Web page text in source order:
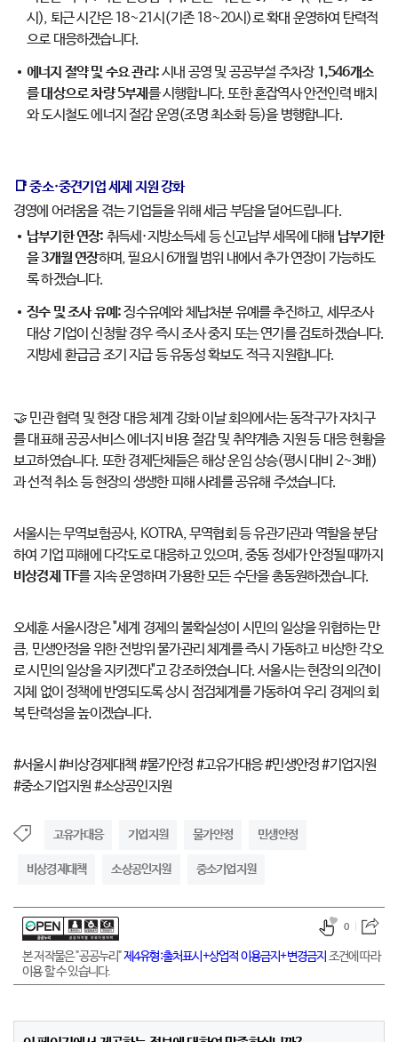
시), 퇴근 시간은 18~21시(기존 18~20시)로 확대 운영하여 탄력적
으로 대응하겠습니다.
에너지 절약 및 수요 관리:시내 공영 및 공공부설 주차장 1,546개소
를 대상으로 차량 5부제 를 시행합니다. 또한 혼잡역사 안전인력 배치
와 도시철도 에너지 절감 운영(조명 최소화 등)을 병행합니다.
📑 중소·중견기업 세제 지원 강화
경영에 어려움을 겪는 기업들을 위해 세금 부담을 덜어드립니다.
납부기한 연장: 취득세·지방소득세 등 신고납부 세목에 대해 납부기한
을 3개월 연장하며, 필요시 6개월 범위 내에서 추가 연장이 가능하도
록 하겠습니다.
징수 및 조사 유예:징수유예와 체납처분 유예를 추진하고, 세무조사
대상 기업이 신청할 경우 즉시 조사 중지 또는 연기를 검토하겠습니다.
지방세 환급금 조기 지급 등 유동성 확보도 적극 지원합니다.
🤝 민관 협력 및 현장 대응 체계 강화 이날 회의에서는 동작구가 자치구
를 대표해 공공서비스 에너지 비용 절감 및 취약계층 지원 등 대응 현황을
보고하였습니다. 또한 경제단체들은 해상 운임 상승(평시 대비 2~3배)
과 선적 취소 등 현장의 생생한 피해 사례를 공유해 주셨습니다.
서울시는 무역보험공사, KOTRA, 무역협회 등 유관기관과 역할을 분담
하여 기업 피해에 다각도로 대응하고 있으며, 중동 정세가 안정될 때까지
비상경제 TF를 지속 운영하며 가용한 모든 수단을 총동원하겠습니다.
오세훈 서울시장은 "세계 경제의 불확실성이 시민의 일상을 위협하는 만
큼, 민생안정을 위한 전방위 물가관리 체계를 즉시 가동하고 비상한 각오
로 시민의 일상을 지키겠다"고 강조하였습니다. 서울시는 현장의 의견이
지체 없이 정책에 반영되도록 상시 점검체계를 가동하여 우리 경제의 회
복 탄력성을 높이겠습니다.
#서울시 #비상경제대책 #물가안정 #고유가대응 #민생안정 #기업지원
#중소기업지원 #소상공인지원
고유가대응 기업지원 물가안정 민생안정
비상경제대책 소상공인지원 중소기업지원
본 저작물은 "공공누리"제4유형:출처표시+상업적 이용금지+변경금지 조건에 따라
이용 할 수 있습니다.
0